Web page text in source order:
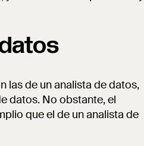
las de un analista de datos,
datos. No obstante, el
que el de un analista de